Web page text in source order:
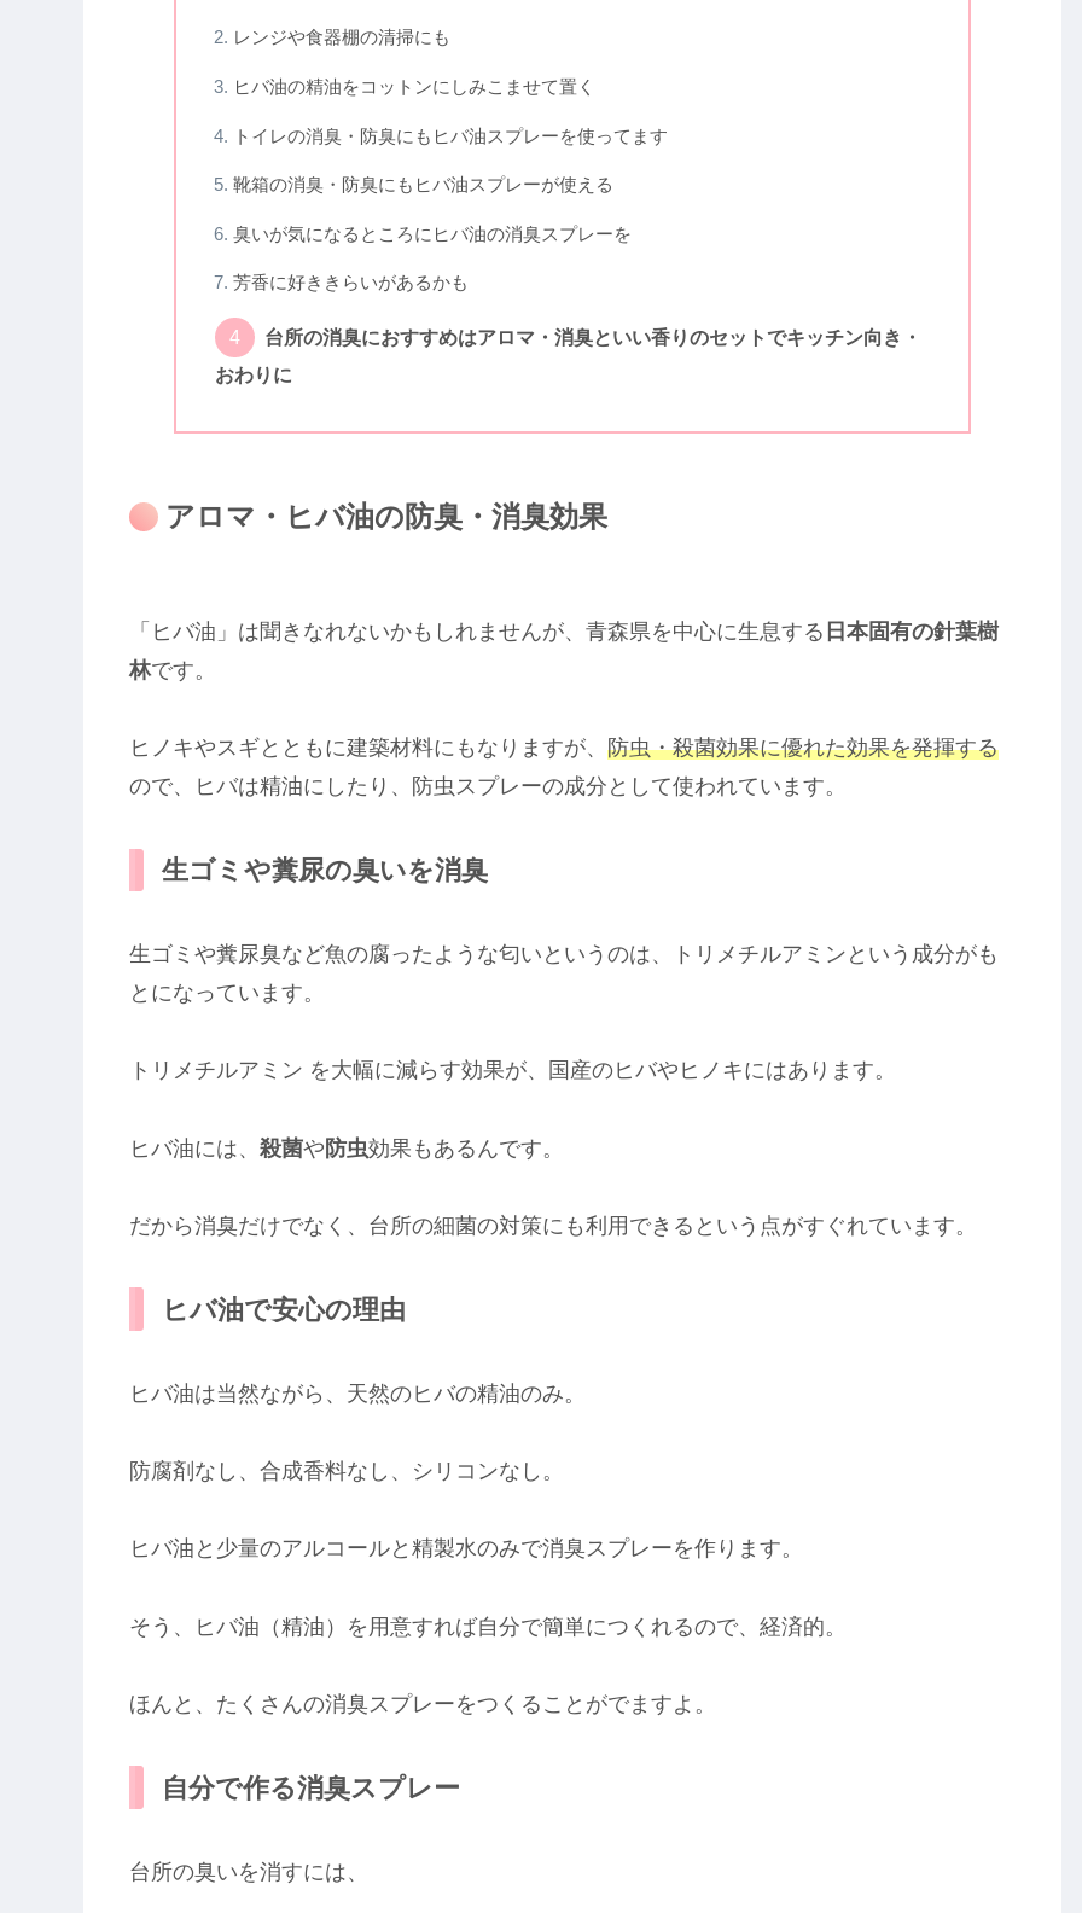
レンジや食器棚の清掃にも
ヒバ油の精油をコットンにしみこませて置く
トイレの消臭・防臭にもヒバ油スプレーを使ってます
靴箱の消臭・防臭にもヒバ油スプレーが使える
臭いが気になるところにヒバ油の消臭スプレーを
芳香に好ききらいがあるかも
台所の消臭におすすめはアロマ・消臭といい香りのセットでキッチン向き・
おわりに
アロマ・ヒバ油の防臭・消臭効果
「ヒバ油」は聞きなれないかもしれませんが、青森県を中心に生息する 日本固有の針葉樹
林です。
ヒノキやスギとともに建築材料にもなりますが、 防虫・殺菌効果に優れた効果を発揮する
ので、ヒバは精油にしたり、防虫スプレーの成分として使われています。
生ゴミや糞尿の臭いを消臭
生ゴミや糞尿臭など魚の腐ったような匂いというのは、トリメチルアミンという成分がも
とになっています。
トリメチルアミン を大幅に減らす効果が、国産のヒバやヒノキにはあります。
ヒバ油には、 殺菌や 防虫効果もあるんです。
だから消臭だけでなく、台所の細菌の対策にも利用できるという点がすぐれています。
ヒバ油で安心の理由
ヒバ油は当然ながら、天然のヒバの精油のみ。
防腐剤なし、合成香料なし、シリコンなし。
ヒバ油と少量のアルコールと精製水のみで消臭スプレーを作ります。
そう、ヒバ油（精油）を用意すれば自分で簡単につくれるので、経済的。
ほんと、たくさんの消臭スプレーをつくることがでますよ。
自分で作る消臭スプレー
台所の臭いを消すには、